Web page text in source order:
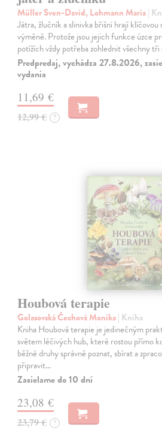
Müller Sven-David, Lohmann Maria|
Játra, žlučník a slinivka břišní hrají
výměně. Protože jsou jejich funkce úzce
potížích vždy potřeba zohlednit všechny tři
Predpredaj, vychádza 27.8.2026,
vydania
11,69 €
12,99 € ?
Houbová terapie
Golasovská Čechová Monika| Kniha
Kniha Houbová terapie je jedinečným
světem léčivých hub, které rostou přímo
běžné druhy správně poznat, sbírat a
připravit…
Zasielame do 10 dní
23,08 €
23,79 € ?